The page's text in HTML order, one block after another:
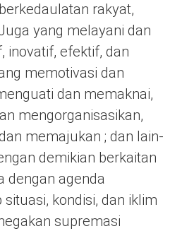
rakyat,
yang melayani dan
inovatif, efektif, dan
memotivasi dan
dan memaknai,
mengorganisasikan,
memajukan ; dan lain-
demikian berkaitan
dengan agenda
kondisi, dan iklim
supremasi